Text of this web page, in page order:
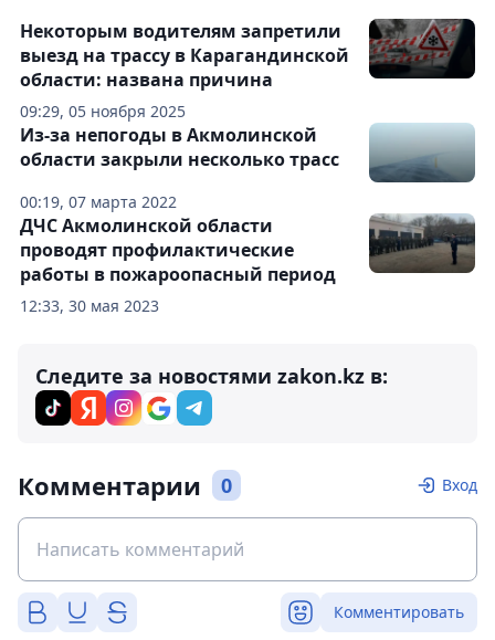
09:29, 05 ноября 2025
Некоторым водителям запретили
выезд на трассу в Карагандинской
области: названа причина
00:19, 07 марта 2022
Из-за непогоды в Акмолинской
области закрыли несколько трасс
12:33, 30 мая 2023
ДЧС Акмолинской области
проводят профилактические
работы в пожароопасный период
Следите за новостями zakon.kz в:
Комментарии 0 Вход
Комментировать